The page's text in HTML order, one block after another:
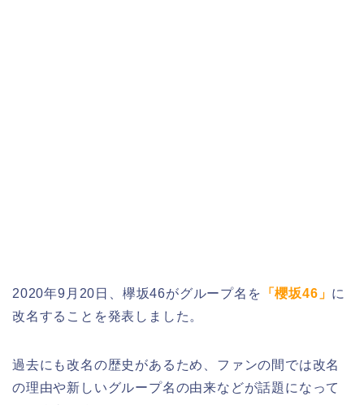
2020年9月20日、欅坂46がグループ名を 「櫻坂46」 に
改名することを発表しました。
過去にも改名の歴史があるため、ファンの間では改名
の理由や新しいグループ名の由来などが話題になって